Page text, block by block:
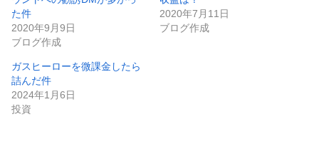
た件
2020年9月9日
ブログ作成
2020年7月11日
ブログ作成
ガスヒーローを微課金したら
詰んだ件
2024年1月6日
投資